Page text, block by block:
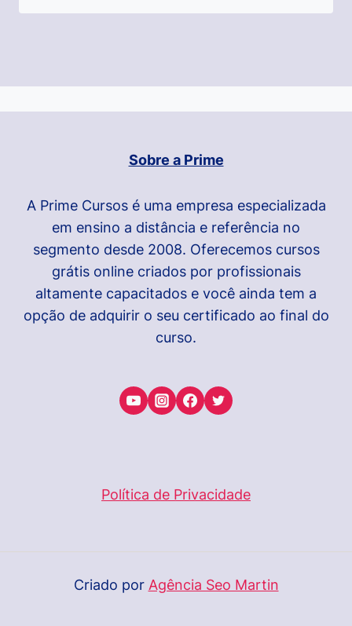
Sobre a Prime
A Prime Cursos é uma empresa especializada
em ensino a distância e referência no
segmento desde 2008. Oferecemos cursos
grátis online criados por profissionais
altamente capacitados e você ainda tem a
opção de adquirir o seu certificado ao final do
curso.
Política de Privacidade
Criado por Agência Seo Martin